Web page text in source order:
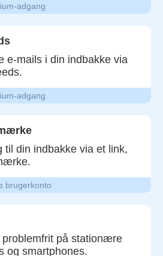
adgang
e-mails i din indbakke via
adgang
til din indbakke via et link,
brugerkonto
problemfrit på stationære
og smartphones.